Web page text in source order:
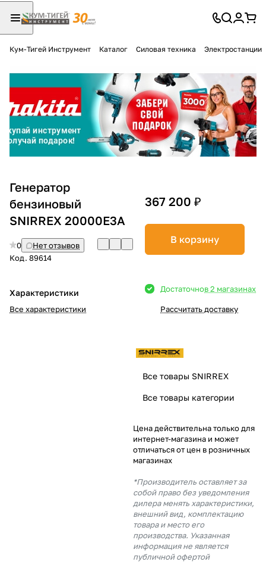
Кум-Тигей Инструмент Каталог Силовая техника Электростанции
Генератор
бензиновый
SNIRREX 20000E3A
0
Нет отзывов
Код. 89614
Характеристики
Все характеристики
367 200 ₽
В корзину
Достаточнов 2 магазинах
Рассчитать доставку
Все товары SNIRREX
Все товары категории
Цена действительна только для
интернет-магазина и может
отличаться от цен в розничных
магазинах
*Производитель оставляет за
собой право без уведомления
дилера менять характеристики,
внешний вид, комплектацию
товара и место его
производства. Указанная
информация не является
публичной офертой
Разбейте
оплатуна части
без переплат
График платежей
Сегодня
в корзину
% картой любого банка
% будут
с вашей карты